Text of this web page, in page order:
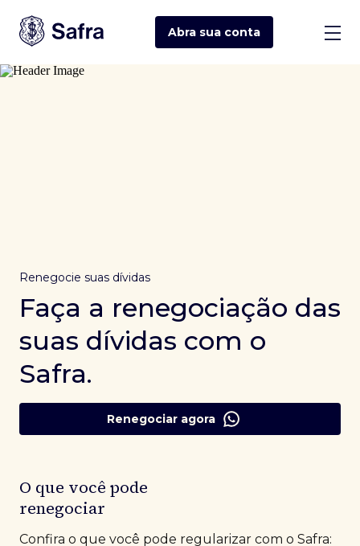
Abra sua conta
Renegocie suas dívidas
Faça a renegociação das
suas dívidas com o
Safra.
Renegociar agora
O que você pode
renegociar
Confira o que você pode regularizar com o Safra: